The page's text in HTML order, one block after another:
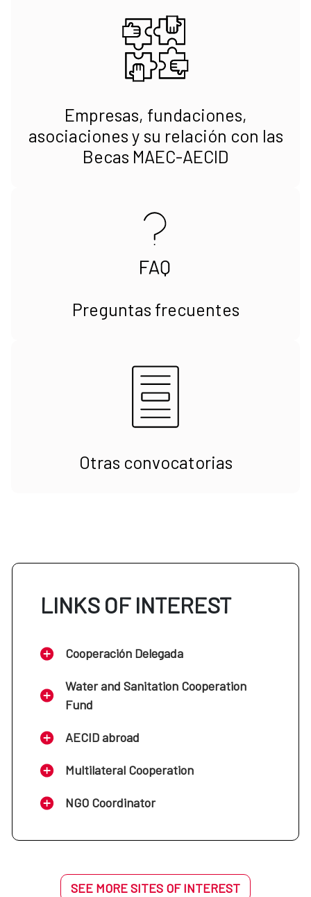
Empresas, fundaciones,
asociaciones y su relación con las
Becas MAEC-AECID
Preguntas frecuentes
Otras convocatorias
LINKS OF INTEREST
Cooperación Delegada
Water and Sanitation Cooperation
Fund
AECID abroad
Multilateral Cooperation
NGO Coordinator
SEE MORE SITES OF INTEREST